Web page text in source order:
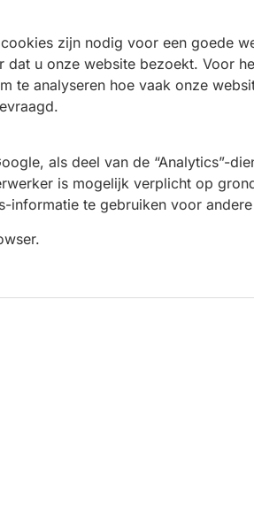
zijn nodig voor een goede
u onze website bezoekt. Voor
analyseren hoe vaak onze
als deel van de “Analytics”-
is mogelijk verplicht op
informatie te gebruiken voor